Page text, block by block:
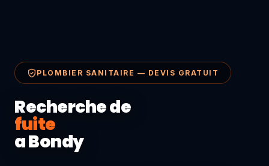
PLOMBIER SANITAIRE — DEVIS GRATUIT
Recherche de
fuite
a Bondy